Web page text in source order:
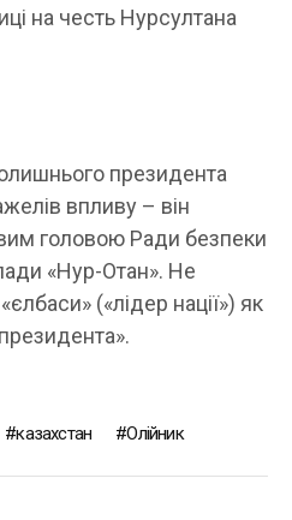
на честь Нурсултана
президента
впливу – він
головою Ради безпеки
«Нур-Отан». Не
(«лідер нації») як
казахстан Олійник